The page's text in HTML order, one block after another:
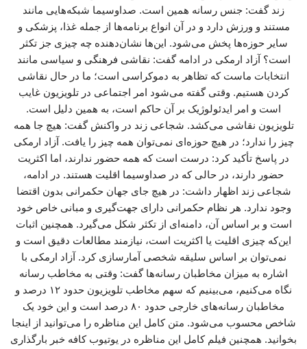
زند گفت: جنس رسانه همین است. صداوسیما شبکه‌هایی مانند
مستند و ورزش دارد و در آن انواع برنامه‌ها از جمله غذا، پزشکی و
سایر حوزه‌ها پخش می‌شود. این‌ها نشان‌دهنده چه چیزی جز تکثر
است؟ آزاد ارمکی در ادامه گفت: نقاشی فرهنگی و سیاسی مانند
انتخابات ماست که تظاهر به دموکراسی است؛ ما در حال نقاشی
کردن هستیم. وقتی گفته می‌شود امر اجتماعی در تلویزیون غایب
است و امر ایدئولوژیک بر آن حاکم است، به همین دلیل است.
تلویزیون نقاشی می‌کشد. شجاعی زند در واکنش گفت: هیچ جا همه
چیز را ندارد؛ در هیچ حوزه‌ای نمی‌توان همه چیز را یافت. آزاد ارمکی
در پاسخ تأکید کرد: درست است که همه حضور ندارند، اما اکثریت
حضور دارند، در حالی که در صداوسیما اقلیت هستند. در ادامه،
شجاعی زند اظهار داشت: در هیچ جای جهان حکمرانی بدون اقتضا
وجود ندارد. هر نظام حکمرانی دارای جهت‌گیری و مبانی خاص خود
است و بر اساس آن، دامنه‌ای از تکثر شکل می‌گیرد. همچنین اثبات
این‌که چیزی اقلیت یا اکثریت است، نیازمند مطالعات دقیق است و
نمی‌توان بر اساس سلیقه شخصی آمارسازی کرد. آزاد ارمکی با
اشاره به میزان مخاطبان رسانه‌ها گفت: وقتی به مخاطب رسانه
نگاه می‌کنیم، می‌بینیم که سهم مخاطب تلویزیون حدود ۱۲ درصد و
مخاطبان رسانه‌های خارجی حدود ۸۰ درصد است و این خود یک
شاخص محسوب می‌شود. متن کامل این مناظره را می‌توانید از اینجا
بخوانید. همچنین فیلم کامل این مناظره در یوتیوب کافه خبر بارگذاری